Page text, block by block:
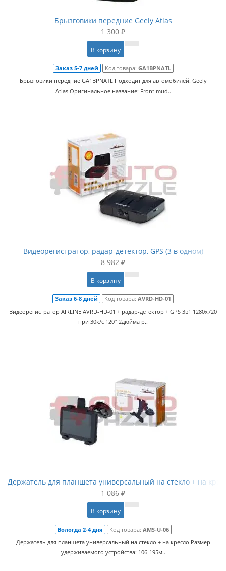
Брызговики передние Geely Atlas
1 300 ₽
В корзину
Заказ 5-7 дней Код товара: GA1BPNATL
Брызговики передние GA1BPNATL Подходит для автомобилей: Geely
Atlas Оригинальное название: Front mud..
Видеорегистратор, радар-детектор, GPS (3 в одном)
8 982 ₽
В корзину
Заказ 6-8 дней Код товара: AVRD-HD-01
Видеорегистратор AIRLINE AVRD-HD-01 + радар-детектор + GPS 3в1 1280x720
при 30к/c 120° 2дюйма р..
Держатель для планшета универсальный на стекло + на
1 086 ₽
В корзину
Вологда 2-4 дня Код товара: AMS-U-06
Держатель для планшета универсальный на стекло + на кресло Размер
удерживаемого устройства: 106-195м..